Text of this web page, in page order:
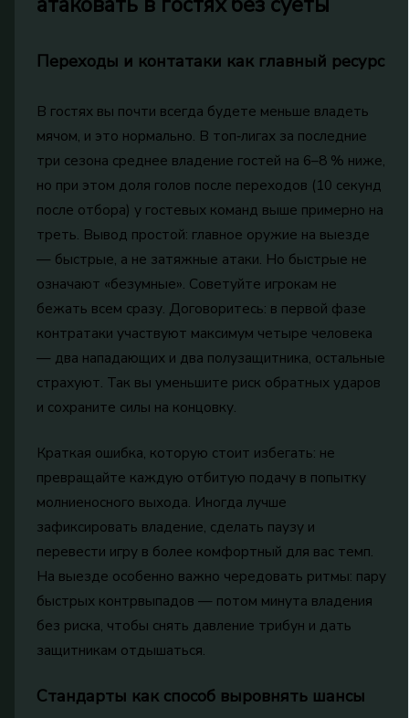
Переходы и контатаки как главный ресурс
В гостях вы почти всегда будете меньше владеть
мячом, и это нормально. В топ‑лигах за последние
три сезона среднее владение гостей на 6–8 % ниже,
но при этом доля голов после переходов (10 секунд
после отбора) у гостевых команд выше примерно на
треть. Вывод простой: главное оружие на выезде
— быстрые, а не затяжные атаки. Но быстрые не
означают «безумные». Советуйте игрокам не
бежать всем сразу. Договоритесь: в первой фазе
контратаки участвуют максимум четыре человека
— два нападающих и два полузащитника, остальные
страхуют. Так вы уменьшите риск обратных ударов
и сохраните силы на концовку.
Краткая ошибка, которую стоит избегать: не
превращайте каждую отбитую подачу в попытку
молниеносного выхода. Иногда лучше
зафиксировать владение, сделать паузу и
перевести игру в более комфортный для вас темп.
На выезде особенно важно чередовать ритмы: пару
быстрых контрвыпадов — потом минута владения
без риска, чтобы снять давление трибун и дать
защитникам отдышаться.
Стандарты как способ выровнять шансы